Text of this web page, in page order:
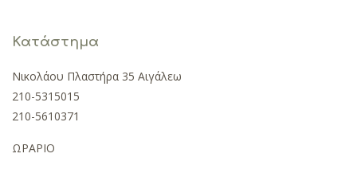
Κατάστημα
Νικολάου Πλαστήρα 35 Αιγάλεω
210-5315015
210-5610371
ΩΡΑΡΙΟ